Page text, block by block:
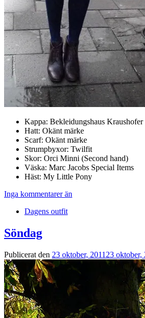
Kappa: Bekleidungshaus Kraushofer
Hatt: Okänt märke
Scarf: Okänt märke
Strumpbyxor: Twilfit
Skor: Orci Minni (Second hand)
Väska: Marc Jacobs Special Items
Häst: My Little Pony
Inga kommentarer än
Dagens outfit
Söndag
Publicerat den 23 oktober, 2011 23 oktober,